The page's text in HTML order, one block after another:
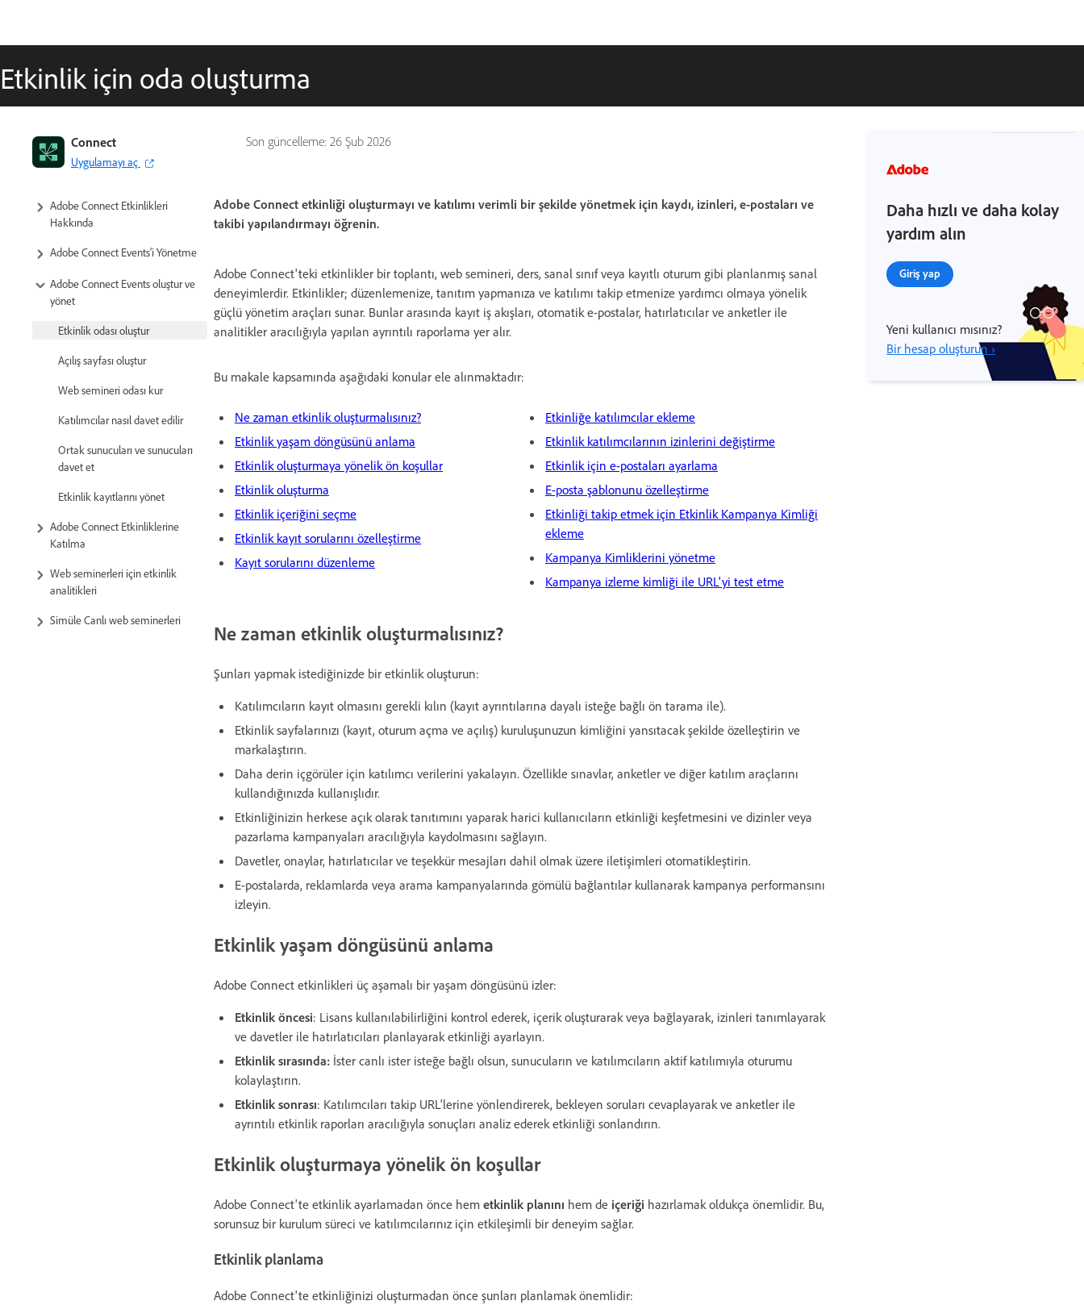
Etkinlik için oda oluşturma
Son güncelleme: 26 Şub 2026
Connect
Uygulamayı aç
Adobe Connect Etkinlikleri
Hakkında
Adobe Connect Events'i Yönetme
Adobe Connect Events oluştur ve
yönet
Etkinlik odası oluştur
Açılış sayfası oluştur
Web semineri odası kur
Katılımcılar nasıl davet edilir
Ortak sunucuları ve sunucuları
davet et
Etkinlik kayıtlarını yönet
Adobe Connect Etkinliklerine
Katılma
Web seminerleri için etkinlik
analitikleri
Simüle Canlı web seminerleri
Adobe Connect etkinliği oluşturmayı ve katılımı verimli bir şekilde yönetmek için kaydı, izinleri, e-postaları ve
takibi yapılandırmayı öğrenin.
Adobe Connect'teki etkinlikler bir toplantı, web semineri, ders, sanal sınıf veya kayıtlı oturum gibi planlanmış sanal
deneyimlerdir. Etkinlikler; düzenlemenize, tanıtım yapmanıza ve katılımı takip etmenize yardımcı olmaya yönelik
güçlü yönetim araçları sunar. Bunlar arasında kayıt iş akışları, otomatik e-postalar, hatırlatıcılar ve anketler ile
analitikler aracılığıyla yapılan ayrıntılı raporlama yer alır.
Bu makale kapsamında aşağıdaki konular ele alınmaktadır:
Ne zaman etkinlik oluşturmalısınız?
Etkinlik yaşam döngüsünü anlama
Etkinlik oluşturmaya yönelik ön koşullar
Etkinlik oluşturma
Etkinlik içeriğini seçme
Etkinlik kayıt sorularını özelleştirme
Kayıt sorularını düzenleme
Etkinliğe katılımcılar ekleme
Etkinlik katılımcılarının izinlerini değiştirme
Etkinlik için e-postaları ayarlama
E-posta şablonunu özelleştirme
Etkinliği takip etmek için Etkinlik Kampanya Kimliği
ekleme
Kampanya Kimliklerini yönetme
Kampanya izleme kimliği ile URL'yi test etme
Ne zaman etkinlik oluşturmalısınız?
Şunları yapmak istediğinizde bir etkinlik oluşturun:
Katılımcıların kayıt olmasını gerekli kılın (kayıt ayrıntılarına dayalı isteğe bağlı ön tarama ile).
Etkinlik sayfalarınızı (kayıt, oturum açma ve açılış) kuruluşunuzun kimliğini yansıtacak şekilde özelleştirin ve
markalaştırın.
Daha derin içgörüler için katılımcı verilerini yakalayın. Özellikle sınavlar, anketler ve diğer katılım araçlarını
kullandığınızda kullanışlıdır.
Etkinliğinizin herkese açık olarak tanıtımını yaparak harici kullanıcıların etkinliği keşfetmesini ve dizinler veya
pazarlama kampanyaları aracılığıyla kaydolmasını sağlayın.
Davetler, onaylar, hatırlatıcılar ve teşekkür mesajları dahil olmak üzere iletişimleri otomatikleştirin.
E-postalarda, reklamlarda veya arama kampanyalarında gömülü bağlantılar kullanarak kampanya performansını
izleyin.
Etkinlik yaşam döngüsünü anlama
Adobe Connect etkinlikleri üç aşamalı bir yaşam döngüsünü izler:
Etkinlik öncesi: Lisans kullanılabilirliğini kontrol ederek, içerik oluşturarak veya bağlayarak, izinleri tanımlayarak
ve davetler ile hatırlatıcıları planlayarak etkinliği ayarlayın.
Etkinlik sırasında: İster canlı ister isteğe bağlı olsun, sunucuların ve katılımcıların aktif katılımıyla oturumu
kolaylaştırın.
Etkinlik sonrası: Katılımcıları takip URL'lerine yönlendirerek, bekleyen soruları cevaplayarak ve anketler ile
ayrıntılı etkinlik raporları aracılığıyla sonuçları analiz ederek etkinliği sonlandırın.
Etkinlik oluşturmaya yönelik ön koşullar
Adobe Connect'te etkinlik ayarlamadan önce hem etkinlik planını hem de içeriği hazırlamak oldukça önemlidir. Bu,
sorunsuz bir kurulum süreci ve katılımcılarınız için etkileşimli bir deneyim sağlar.
Etkinlik planlama
Adobe Connect'te etkinliğinizi oluşturmadan önce şunları planlamak önemlidir:
Daha hızlı ve daha kolay
yardım alın
Giriş yap
Yeni kullanıcı mısınız?
Bir hesap oluşturun ›